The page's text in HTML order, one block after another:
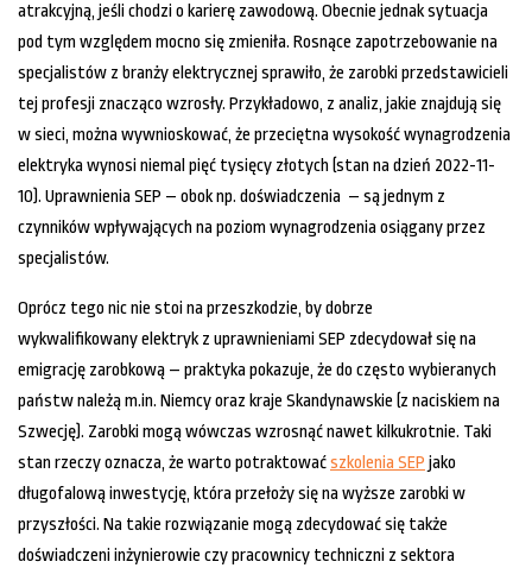
atrakcyjną, jeśli chodzi o karierę zawodową. Obecnie jednak sytuacja
pod tym względem mocno się zmieniła. Rosnące zapotrzebowanie na
specjalistów z branży elektrycznej sprawiło, że zarobki przedstawicieli
tej profesji znacząco wzrosły. Przykładowo, z analiz, jakie znajdują się
w sieci, można wywnioskować, że przeciętna wysokość wynagrodzenia
elektryka wynosi niemal pięć tysięcy złotych (stan na dzień 2022-11-
10). Uprawnienia SEP – obok np. doświadczenia – są jednym z
czynników wpływających na poziom wynagrodzenia osiągany przez
specjalistów.
Oprócz tego nic nie stoi na przeszkodzie, by dobrze
wykwalifikowany elektryk z uprawnieniami SEP zdecydował się na
emigrację zarobkową – praktyka pokazuje, że do często wybieranych
państw należą m.in. Niemcy oraz kraje Skandynawskie (z naciskiem na
Szwecję). Zarobki mogą wówczas wzrosnąć nawet kilkukrotnie. Taki
stan rzeczy oznacza, że warto potraktowaćszkolenia SEP jako
długofalową inwestycję, która przełoży się na wyższe zarobki w
przyszłości. Na takie rozwiązanie mogą zdecydować się także
doświadczeni inżynierowie czy pracownicy techniczni z sektora